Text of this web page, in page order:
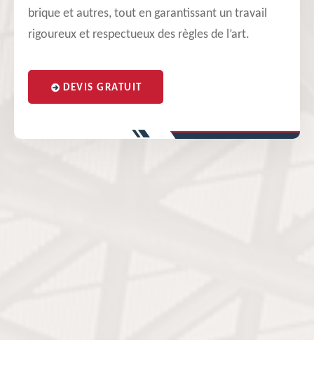
brique et autres, tout en garantissant un travail
rigoureux et respectueux des règles de l’art.
DEVIS GRATUIT